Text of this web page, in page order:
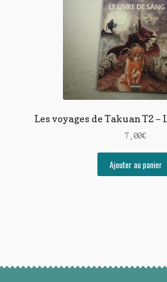
Les voyages de Takuan T2 –
7,00€
Ajouter au panier